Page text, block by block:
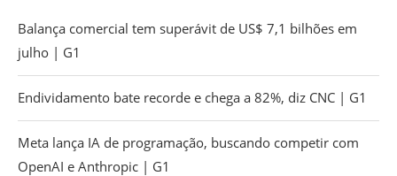
Balança comercial tem superávit de US$ 7,1 bilhões em
julho | G1
Endividamento bate recorde e chega a 82%, diz CNC | G1
Meta lança IA de programação, buscando competir com
OpenAI e Anthropic | G1